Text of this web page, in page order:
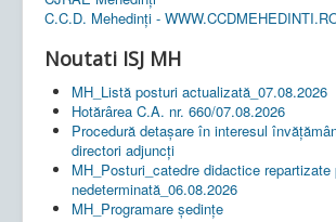
C.C.D. Mehedinţi -
Noutati ISJ MH
MH_Listă posturi actualizată_07.08.2026
Hotărârea C.A. nr. 660/07.08.2026
Procedură detașare în interesul
directori adjuncți
MH_Posturi_catedre didactice repartizate
nedeterminată_06.08.2026
MH_Programare ședințe